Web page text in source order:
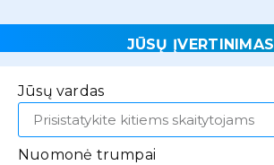
JŪSŲ ĮVERTINIMAS
Jūsų vardas
Nuomonė trumpai